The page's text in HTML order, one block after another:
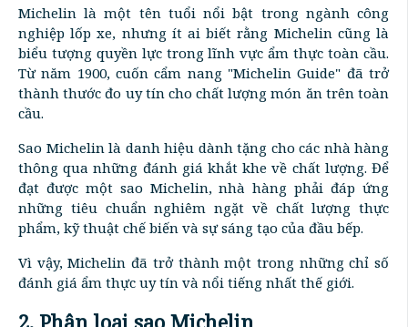
Michelin là một tên tuổi nổi bật trong ngành công
nghiệp lốp xe, nhưng ít ai biết rằng Michelin cũng là
biểu tượng quyền lực trong lĩnh vực ẩm thực toàn cầu.
Từ năm 1900, cuốn cẩm nang "Michelin Guide" đã trở
thành thước đo uy tín cho chất lượng món ăn trên toàn
cầu.
Sao Michelin là danh hiệu dành tặng cho các nhà hàng
thông qua những đánh giá khắt khe về chất lượng. Để
đạt được một sao Michelin, nhà hàng phải đáp ứng
những tiêu chuẩn nghiêm ngặt về chất lượng thực
phẩm, kỹ thuật chế biến và sự sáng tạo của đầu bếp.
Vì vậy, Michelin đã trở thành một trong những chỉ số
đánh giá ẩm thực uy tín và nổi tiếng nhất thế giới.
2. Phân loại sao Michelin